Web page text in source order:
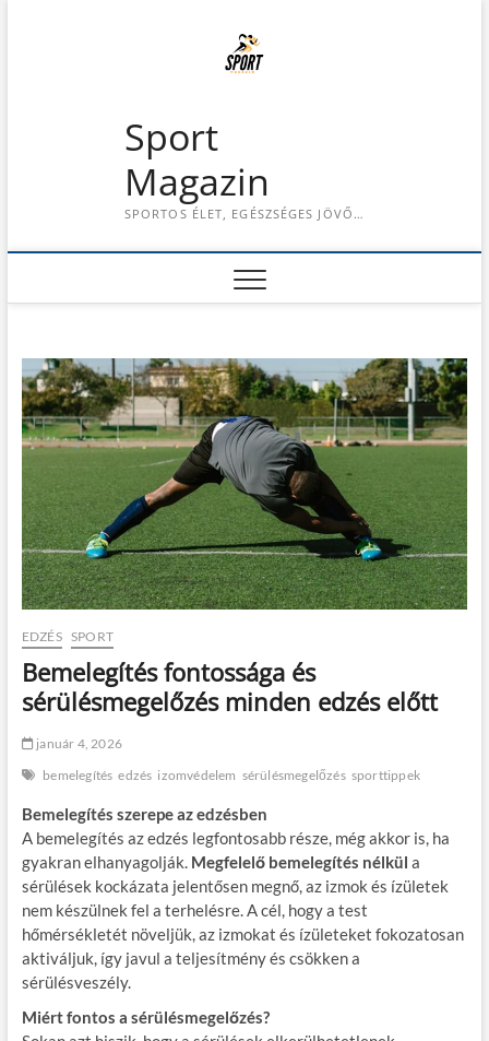
e
t
Sport
Magazin
SPORTOS ÉLET, EGÉSZSÉGES JÖVŐ…
EDZÉS SPORT
Bemelegítés fontossága és
sérülésmegelőzés minden edzés előtt
január 4, 2026
bemelegítés edzés izomvédelem sérülésmegelőzés sporttippek
Bemelegítés szerepe az edzésben
A bemelegítés az edzés legfontosabb része, még akkor is, ha
gyakran elhanyagolják. Megfelelő bemelegítés nélkül a
sérülések kockázata jelentősen megnő, az izmok és ízületek
nem készülnek fel a terhelésre. A cél, hogy a test
hőmérsékletét növeljük, az izmokat és ízületeket fokozatosan
aktiváljuk, így javul a teljesítmény és csökken a
sérülésveszély.
Miért fontos a sérülésmegelőzés?